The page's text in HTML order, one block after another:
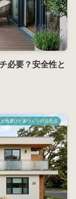
必要？安全性と
土地選びと家づくりの注意点